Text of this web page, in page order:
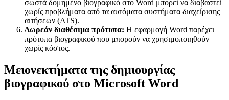
σωστά δομημένο βιογραφικό στο Word μπορεί να διαβαστεί
χωρίς προβλήματα από τα αυτόματα συστήματα διαχείρισης
αιτήσεων (ATS).
Δωρεάν διαθέσιμα πρότυπα: Η εφαρμογή Word παρέχει
πρότυπα βιογραφικού που μπορούν να χρησιμοποιηθούν
χωρίς κόστος.
Μειονεκτήματα της δημιουργίας
βιογραφικού στο Microsoft Word